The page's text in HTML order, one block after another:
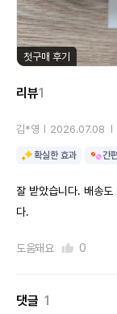
첫구매 후기
리뷰1
김*영 2026.07.08
확실한 효과 간
잘 받았습니다. 배송도
다.
도움돼요 0
댓글 1